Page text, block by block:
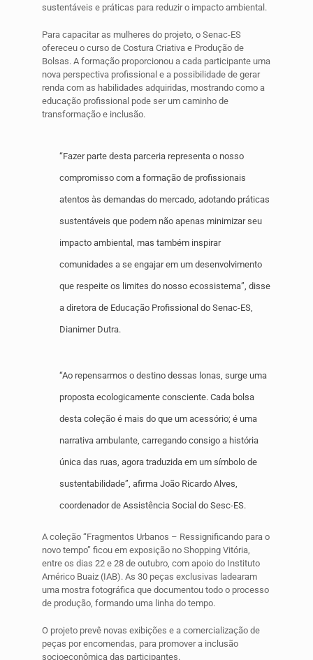
sustentáveis e práticas para reduzir o impacto ambiental.
Para capacitar as mulheres do projeto, o Senac-ES
ofereceu o curso de Costura Criativa e Produção de
Bolsas. A formação proporcionou a cada participante uma
nova perspectiva profissional e a possibilidade de gerar
renda com as habilidades adquiridas, mostrando como a
educação profissional pode ser um caminho de
transformação e inclusão.
“Fazer parte desta parceria representa o nosso
compromisso com a formação de profissionais
atentos às demandas do mercado, adotando práticas
sustentáveis que podem não apenas minimizar seu
impacto ambiental, mas também inspirar
comunidades a se engajar em um desenvolvimento
que respeite os limites do nosso ecossistema”, disse
a diretora de Educação Profissional do Senac-ES,
Dianimer Dutra.
“Ao repensarmos o destino dessas lonas, surge uma
proposta ecologicamente consciente. Cada bolsa
desta coleção é mais do que um acessório; é uma
narrativa ambulante, carregando consigo a história
única das ruas, agora traduzida em um símbolo de
sustentabilidade”, afirma João Ricardo Alves,
coordenador de Assistência Social do Sesc-ES.
A coleção “Fragmentos Urbanos – Ressignificando para o
novo tempo” ficou em exposição no Shopping Vitória,
entre os dias 22 e 28 de outubro, com apoio do Instituto
Américo Buaiz (IAB). As 30 peças exclusivas ladearam
uma mostra fotográfica que documentou todo o processo
de produção, formando uma linha do tempo.
O projeto prevê novas exibições e a comercialização de
peças por encomendas, para promover a inclusão
socioeconômica das participantes.